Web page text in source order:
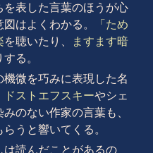
を表した言葉のほうが心
はよくわかる。
「ため
を聴いたり、
ますます暗
る。
微を巧みに表現した名
ドストエフスキーやシェ
のない作家の言葉も、
うと響いてくる。
は読んだことがあるの